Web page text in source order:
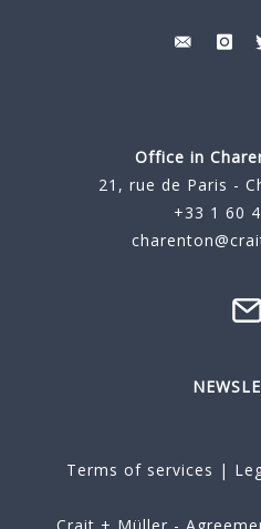
Office in
21, rue de Paris -
+33 1 60
Terms of services |